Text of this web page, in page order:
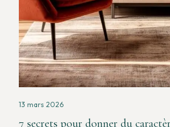
13 mars 2026
7 secrets pour donner du